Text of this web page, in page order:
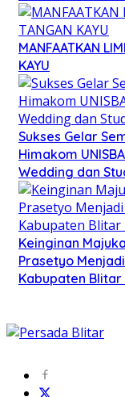
MANFAATKAN
KAYU
Sukses Gelar
Himakom
Wedding dan
Keinginan
Prasetyo
Kabupaten